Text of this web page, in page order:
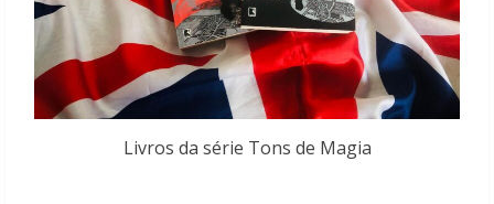
Livros da série Tons de Magia